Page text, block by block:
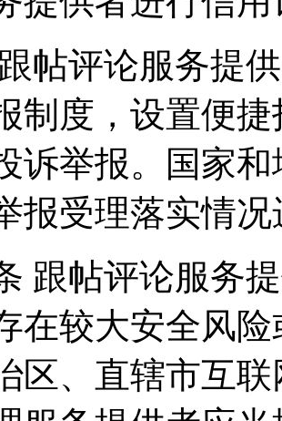
帖评论服务提
制度，设置便
诉举报。国家
报受理落实情
跟帖评论服务
在较大安全风
区、直辖市互